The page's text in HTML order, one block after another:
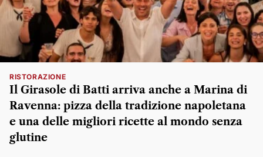
RISTORAZIONE
Il Girasole di Batti arriva anche a Marina di
Ravenna: pizza della tradizione napoletana
e una delle migliori ricette al mondo senza
glutine